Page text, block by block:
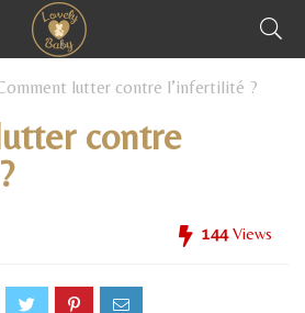
lutter contre l’infertilité ?
contre
144Views